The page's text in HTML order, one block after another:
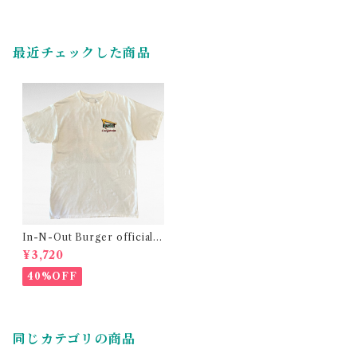
最近チェックした商品
In-N-Out Burger official l
ogo company print t-shirt
¥3,720
40%OFF
同じカテゴリの商品